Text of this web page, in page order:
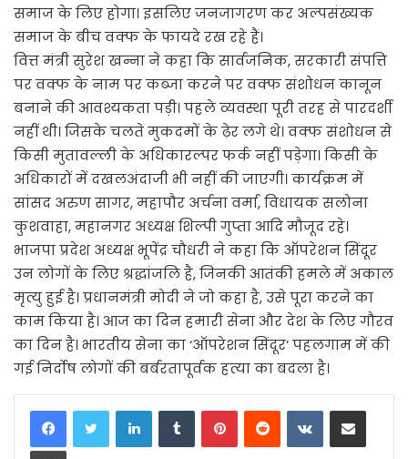
समाज के लिए होगा। इसलिए जनजागरण कर अल्पसंख्यक
समाज के बीच वक्फ के फायदे रख रहे हैं।
वित्त मंत्री सुरेश खन्ना ने कहा कि सार्वजनिक, सरकारी संपत्ति
पर वक्फ के नाम पर कब्जा करने पर वक्फ संशोधन कानून
बनाने की आवश्यकता पड़ी। पहले व्यवस्था पूरी तरह से पारदर्शी
नहीं थी। जिसके चलते मुकदमों के ढ़ेर लगे थे। वक्फ संशोधन से
किसी मुतावल्ली के अधिकारल्पर फर्क नहीं पड़ेगा। किसी के
अधिकारों में दखलअंदाजी भी नहीं की जाएगी। कार्यक्रम में
सांसद अरुण सागर, महापौर अर्चना वर्मा, विधायक सलोना
कुशवाहा, महानगर अध्यक्ष शिल्पी गुप्ता आदि मौजूद रहे।
भाजपा प्रदेश अध्यक्ष भूपेंद्र चौधरी ने कहा कि ऑपरेशन सिंदूर
उन लोगों के लिए श्रद्धांजलि है, जिनकी आतंकी हमले में अकाल
मृत्यु हुई है। प्रधानमंत्री मोदी ने जो कहा है, उसे पूरा करने का
काम किया है। आज का दिन हमारी सेना और देश के लिए गौरव
का दिन है। भारतीय सेना का ‘ऑपरेशन सिंदूर’ पहलगाम में की
गई निर्दोष लोगों की बर्बरतापूर्वक हत्या का बदला है।
LinkedInTumblrPinterestReddit VKontakteShare via Email
Print